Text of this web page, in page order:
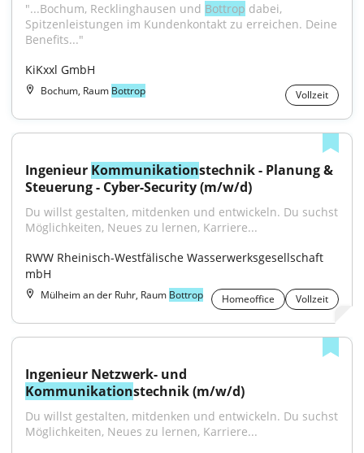
"...Bochum, Recklinghausen und Bottrop dabei,
Spitzenleistungen im Kundenkontakt zu erreichen. Deine
Benefits..."
KiKxxl GmbH
Bochum, Raum Bottrop Vollzeit
Ingenieur Kommunikationstechnik - Planung &
Steuerung - Cyber-Security (m/w/d)
Du willst gestalten, mitdenken und entwickeln. Du suchst
Möglichkeiten, Neues zu lernen, Karriere...
RWW Rheinisch-Westfälische Wasserwerksgesellschaft
mbH
Mülheim an der Ruhr, Raum Bottrop Homeoffice Vollzeit
Kommunikationstechnik (m/w/d)
Du willst gestalten, mitdenken und entwickeln. Du suchst
Möglichkeiten, Neues zu lernen, Karriere...